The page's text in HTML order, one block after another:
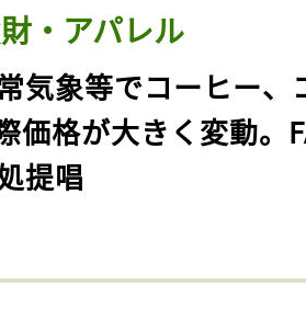
・アパレル
気象等でコーヒー、
価格が大きく変動。
提唱